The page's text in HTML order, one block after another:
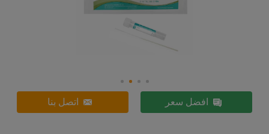
افضل سعر اتصل بنا